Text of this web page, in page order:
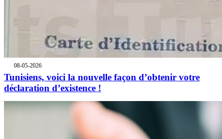
08-05-2026
Tunisiens, voici la nouvelle façon d’obtenir votre
déclaration d’existence !